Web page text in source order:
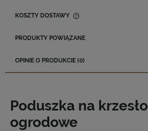
KOSZTY DOSTAWY
PRODUKTY POWIĄZANE
OPINIE O PRODUKCIE (0)
Poduszka na krzesło
ogrodowe